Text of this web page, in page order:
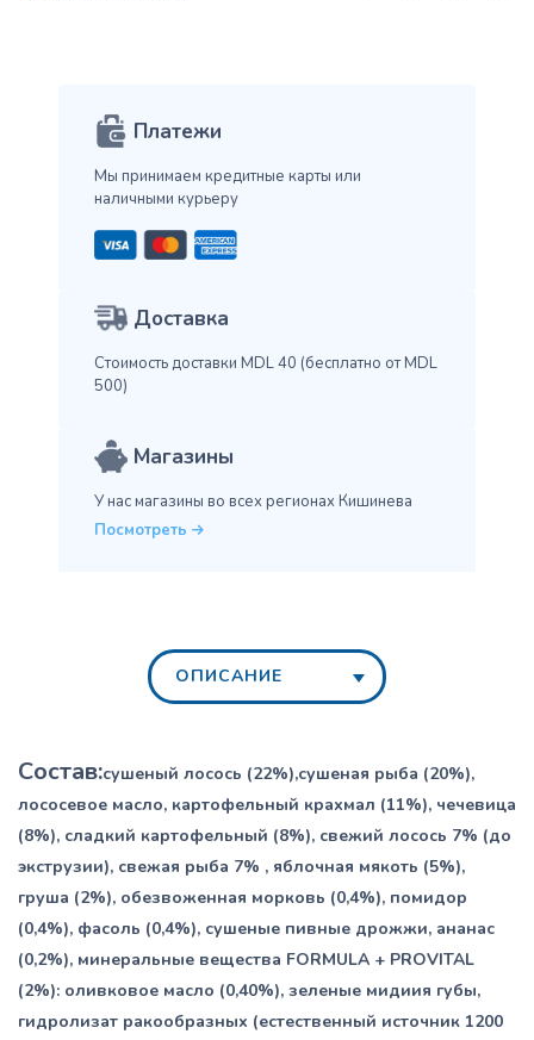
Платежи
Мы принимаем кредитные карты или
наличными курьеру
Доставка
Стоимость доставки MDL 40 (бесплатно от MDL
500)
Магазины
У нас магазины во всех регионах Кишинева
Посмотреть
ОПИСАНИЕ
Состав:сушеный лосось (22%),сушеная рыба (20%),
лососевое масло, картофельный крахмал (11%), чечевица
(8%), сладкий картофельный (8%), свежий лосось 7% (до
экструзии), свежая рыба 7% , яблочная мякоть (5%),
груша (2%), обезвоженная морковь (0,4%), помидор
(0,4%), фасоль (0,4%), сушеные пивные дрожжи, ананас
(0,2%), минеральные вещества FORMULA + PROVITAL
(2%): оливковое масло (0,40%), зеленые мидиия губы,
гидролизат ракообразных (естественный источник 1200